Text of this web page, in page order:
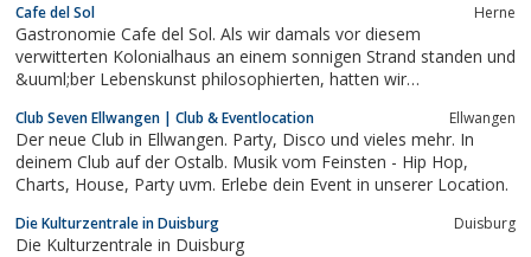
Cafe del Sol Herne
Gastronomie Cafe del Sol. Als wir damals vor diesem
verwitterten Kolonialhaus an einem sonnigen Strand standen und
&uuml;ber Lebenskunst philosophierten, hatten wir
viel Stre&szlig; in ein viel zu enges Flugzeug steigen, nach
erfolgter Zeitver- schiebung...
Club Seven Ellwangen | Club & Eventlocation Ellwangen
Der neue Club in Ellwangen. Party, Disco und vieles mehr. In
deinem Club auf der Ostalb. Musik vom Feinsten - Hip Hop,
Charts, House, Party uvm. Erlebe dein Event in unserer Location.
Die Kulturzentrale in Duisburg Duisburg
Die Kulturzentrale in Duisburg